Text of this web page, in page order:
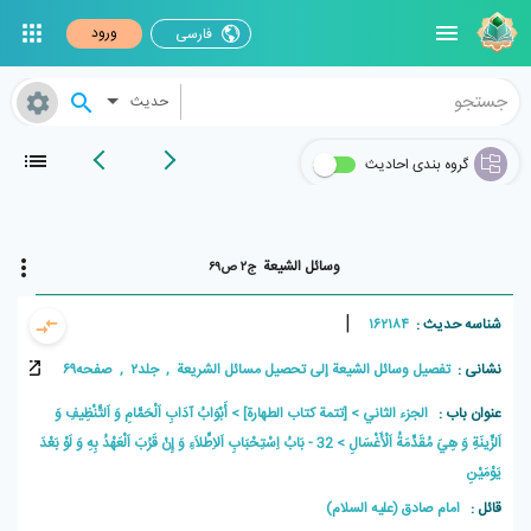
فارسی ورود
حدیث
گروه بندی احادیث
وسائل الشیعة ج۲ ص۶۹
شناسه حدیث : ۱۶۲۱۸۴ |
نشانی :تفصیل وسائل الشیعة إلی تحصیل مسائل الشریعة , جلد۲ , صفحه۶۹
عنوان باب : الجزء الثاني [تتمة كتاب الطهارة]
أَبْوَابُ آدَابِ اَلْحَمَّامِ وَ اَلتَّنْظِيفِ وَ
اَلزِّينَةِ وَ هِيَ مُقَدِّمَةُ اَلْأَغْسَالِ
32 - بَابُ اِسْتِحْبَابِ اَلاِطِّلاَءِ وَ إِنْ قَرُبَ اَلْعَهْدُ بِهِ وَ لَوْ بَعْدَ
يَوْمَيْنِ
قائل : امام صادق (علیه السلام)